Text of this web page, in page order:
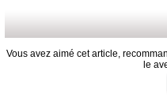
Vous avez aimé cet article,
le